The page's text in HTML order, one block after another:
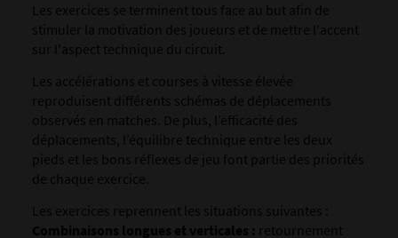
Les exercices se terminent tous face au but afin de
stimuler la motivation des joueurs et de mettre l'accent
sur l'aspect technique du circuit.
Les accélérations et courses à vitesse élevée
reproduisent différents schémas de déplacements
observés en matches. De plus, l’efficacité des
déplacements, l’équilibre technique entre les deux
pieds et les bons réflexes de jeu font partie des priorités
de chaque exercice.
Les exercices reprennent les situations suivantes :
Combinaisons longues et verticales : retournement